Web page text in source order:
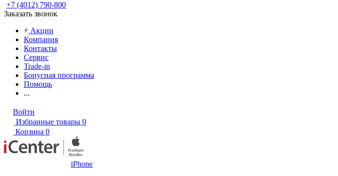
+7 (4012) 790-800
Заказать звонок
Акции
Компания
Контакты
Сервис
Trade-in
Бонусная программа
Помощь
...
Войти
Избранные товары 0
Корзина 0
iPhone